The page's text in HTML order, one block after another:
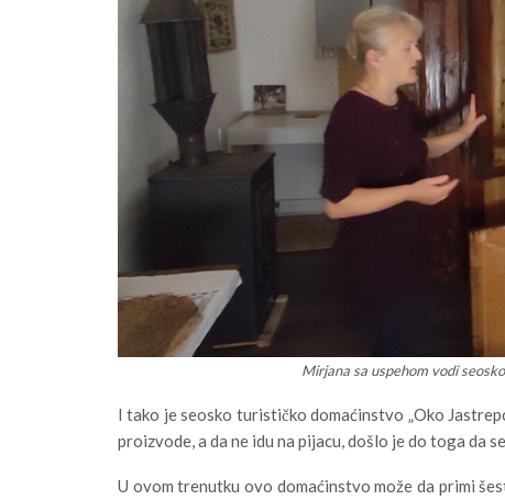
Mirjana sa uspehom vodi
I tako je seosko turističko domaćinstvo „Oko
proizvode, a da ne idu na pijacu, došlo je do toga da
U ovom trenutku ovo domaćinstvo može da primi